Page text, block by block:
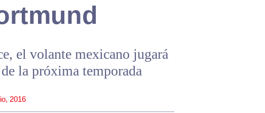
el volante mexicano jugará
la próxima temporada
2016